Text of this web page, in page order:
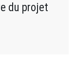
du projet